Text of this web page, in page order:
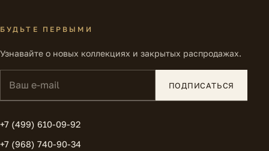
БУДЬТЕ ПЕРВЫМИ
Узнавайте о новых коллекциях и закрытых распродажах.
ПОДПИСАТЬСЯ
+7 (499) 610-09-92
+7 (968) 740-90-34